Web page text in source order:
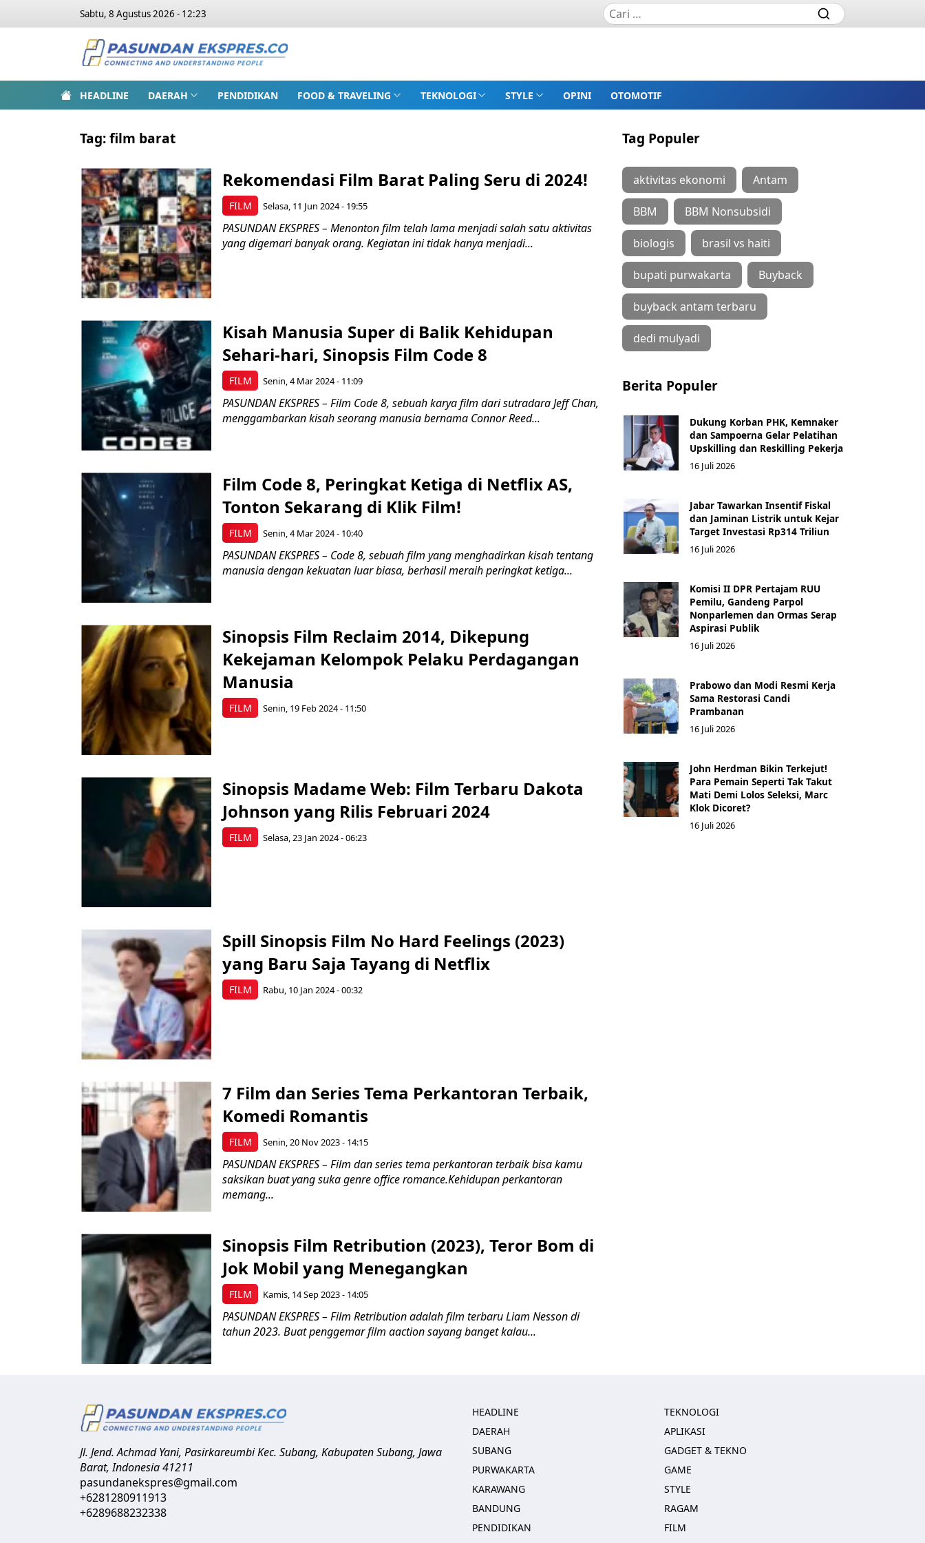
Sabtu, 8 Agustus 2026 - 12:23
HEADLINE DAERAH PENDIDIKAN FOOD & TRAVELING TEKNOLOGI STYLE OPINI OTOMOTIF
Tag:film barat
FILM
Rekomendasi Film Barat Paling Seru di 2024!
Selasa, 11 Jun 2024 - 19:55
PASUNDAN EKSPRES – Menonton film telah lama menjadi salah satu aktivitas
yang digemari banyak orang. Kegiatan ini tidak hanya menjadi...
FILM
Kisah Manusia Super di Balik Kehidupan
Sehari-hari, Sinopsis Film Code 8
Senin, 4 Mar 2024 - 11:09
PASUNDAN EKSPRES – Film Code 8, sebuah karya film dari sutradara Jeff Chan,
menggambarkan kisah seorang manusia bernama Connor Reed...
FILM
Film Code 8, Peringkat Ketiga di Netflix AS,
Tonton Sekarang di Klik Film!
Senin, 4 Mar 2024 - 10:40
PASUNDAN EKSPRES – Code 8, sebuah film yang menghadirkan kisah tentang
manusia dengan kekuatan luar biasa, berhasil meraih peringkat ketiga...
FILM
Sinopsis Film Reclaim 2014, Dikepung
Kekejaman Kelompok Pelaku Perdagangan
Manusia
Senin, 19 Feb 2024 - 11:50
FILM
Sinopsis Madame Web: Film Terbaru Dakota
Johnson yang Rilis Februari 2024
Selasa, 23 Jan 2024 - 06:23
FILM
Spill Sinopsis Film No Hard Feelings (2023)
yang Baru Saja Tayang di Netflix
Rabu, 10 Jan 2024 - 00:32
FILM
7 Film dan Series Tema Perkantoran Terbaik,
Komedi Romantis
Senin, 20 Nov 2023 - 14:15
PASUNDAN EKSPRES – Film dan series tema perkantoran terbaik bisa kamu
saksikan buat yang suka genre office romance.Kehidupan perkantoran
memang...
FILM
Sinopsis Film Retribution (2023), Teror Bom di
Jok Mobil yang Menegangkan
Kamis, 14 Sep 2023 - 14:05
PASUNDAN EKSPRES – Film Retribution adalah film terbaru Liam Nesson di
tahun 2023. Buat penggemar film aaction sayang banget kalau...
Tag Populer
aktivitas ekonomi Antam
BBM BBM Nonsubsidi
biologis brasil vs haiti
bupati purwakarta Buyback
buyback antam terbaru
dedi mulyadi
Berita Populer
Dukung Korban PHK, Kemnaker
dan Sampoerna Gelar Pelatihan
Upskilling dan Reskilling Pekerja
16 Juli 2026
Jabar Tawarkan Insentif Fiskal
dan Jaminan Listrik untuk Kejar
Target Investasi Rp314 Triliun
16 Juli 2026
Komisi II DPR Pertajam RUU
Pemilu, Gandeng Parpol
Nonparlemen dan Ormas Serap
Aspirasi Publik
16 Juli 2026
Prabowo dan Modi Resmi Kerja
Sama Restorasi Candi
Prambanan
16 Juli 2026
John Herdman Bikin Terkejut!
Para Pemain Seperti Tak Takut
Mati Demi Lolos Seleksi, Marc
Klok Dicoret?
16 Juli 2026
Jl. Jend. Achmad Yani, PasirkareumbiKec. Subang, Kabupaten Subang, Jawa
Barat,Indonesia41211
pasundanekspres@gmail.com
+6281280911913
+6289688232338
HEADLINE
DAERAH
SUBANG
PURWAKARTA
KARAWANG
BANDUNG
PENDIDIKAN
TEKNOLOGI
APLIKASI
GADGET & TEKNO
GAME
STYLE
RAGAM
FILM